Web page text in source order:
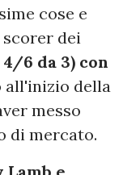
cose e
dei
6 da 3) con
all'inizio della
messo
di mercato.